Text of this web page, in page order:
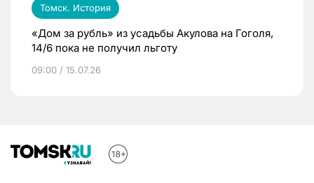
Томск. История
«Дом за рубль» из усадьбы Акулова на Гоголя,
14/6 пока не получил льготу
09:00 / 15.07.26